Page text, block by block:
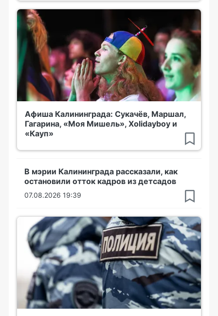
Афиша Калининграда: Сукачёв, Маршал,
Гагарина, «Моя Мишель», Xolidayboy и
«Кауп»
В мэрии Калининграда рассказали, как
остановили отток кадров из детсадов
07.08.2026 19:39